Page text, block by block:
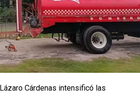
Cárdenas intensificó las